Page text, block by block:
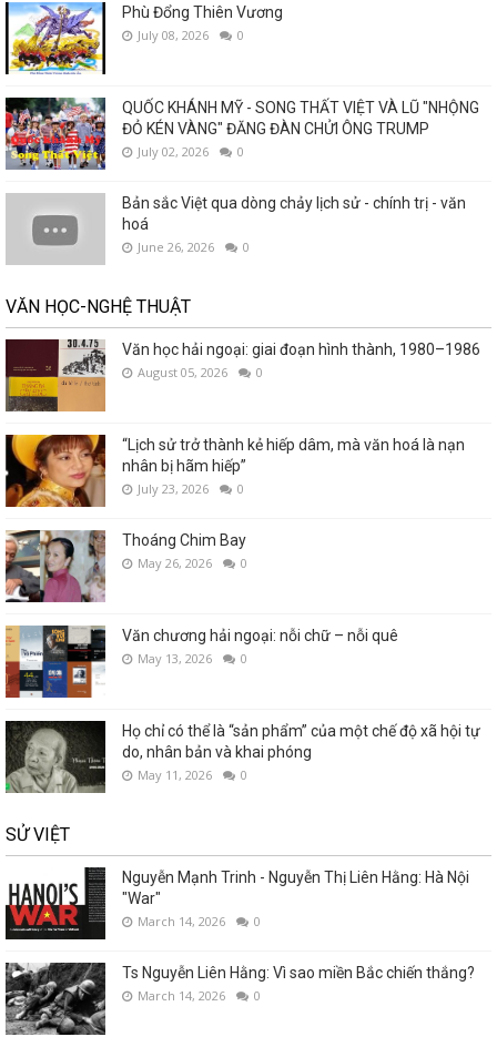
Phù Đổng Thiên Vương
July 08, 2026 0
QUỐC KHÁNH MỸ - SONG THẤT VIỆT VÀ LŨ "NHỘNG
ĐỎ KÉN VÀNG" ĐĂNG ĐÀN CHỬI ÔNG TRUMP
July 02, 2026 0
Bản sắc Việt qua dòng chảy lịch sử - chính trị - văn
hoá
June 26, 2026 0
VĂN HỌC-NGHỆ THUẬT
Văn học hải ngoại: giai đoạn hình thành, 1980–1986
August 05, 2026 0
“Lịch sử trở thành kẻ hiếp dâm, mà văn hoá là nạn
nhân bị hãm hiếp”
July 23, 2026 0
Thoáng Chim Bay
May 26, 2026 0
Văn chương hải ngoại: nỗi chữ – nỗi quê
May 13, 2026 0
Họ chỉ có thể là “sản phẩm” của một chế độ xã hội tự
do, nhân bản và khai phóng
May 11, 2026 0
SỬ VIỆT
Nguyễn Mạnh Trinh - Nguyễn Thị Liên Hằng: Hà Nội
"War"
March 14, 2026 0
Ts Nguyễn Liên Hằng: Vì sao miền Bắc chiến thắng?
March 14, 2026 0